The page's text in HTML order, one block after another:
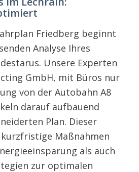
Friedberg beginnt
Analyse Ihres
Unsere Experten
GmbH, mit Büros nur
von der Autobahn A8
darauf aufbauend
Plan. Dieser
Maßnahmen
als auch
zur optimalen